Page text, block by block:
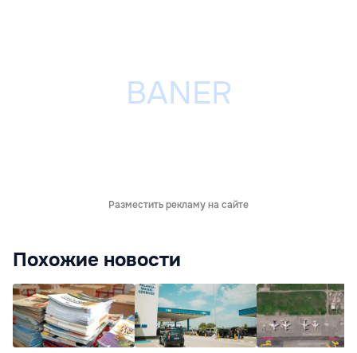
Разместить рекламу на сайте
Похожие новости